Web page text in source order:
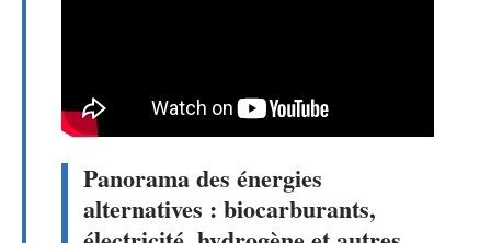
Panorama des énergies
alternatives : biocarburants,